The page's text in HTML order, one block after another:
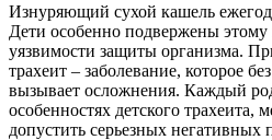
Изнуряющий сухой кашель
Дети особенно подвержены
уязвимости защиты организма.
трахеит – заболевание, которое
вызывает осложнения. Каждый
особенностях детского трахеита,
допустить серьезных негативных